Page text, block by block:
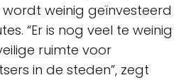
weinig geïnvesteerd
“Er is nog veel te weinig
ruimte voor
in de steden”, zegt